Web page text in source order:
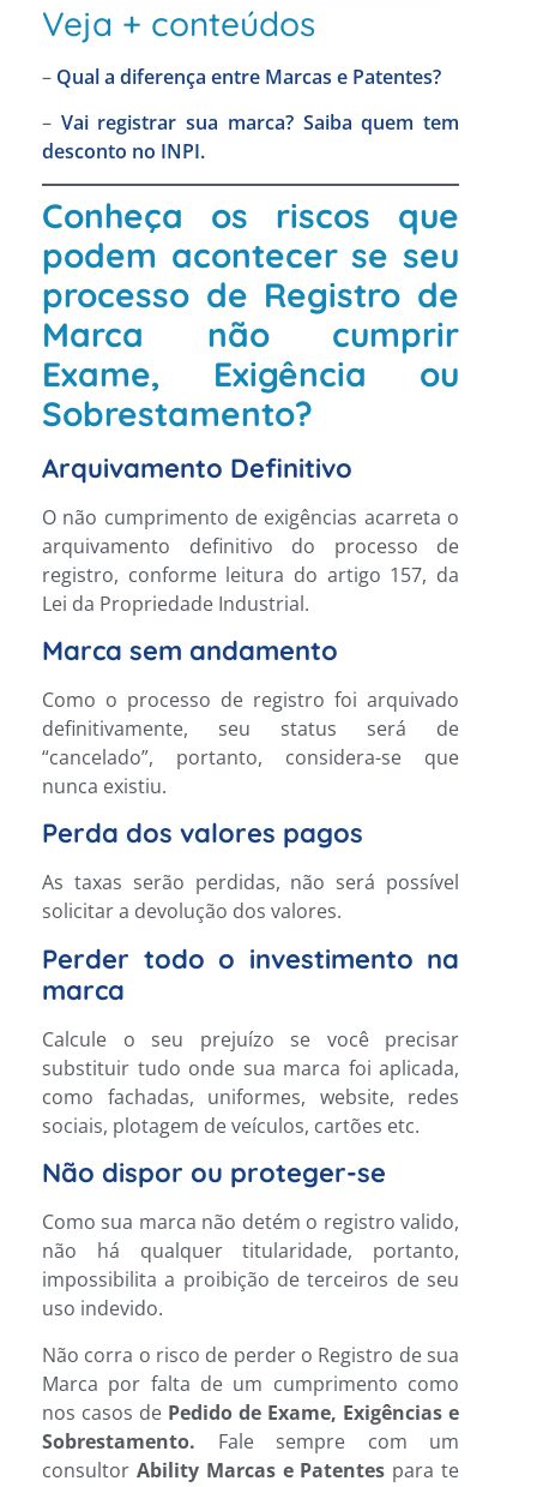
Veja + conteúdos
– Qual a diferença entre Marcas e Patentes?
– Vai registrar sua marca? Saiba quem tem
desconto no INPI.
Conheça os riscos que
podem acontecer se seu
processo de Registro de
Marca não cumprir
Exame, Exigência ou
Sobrestamento?
Arquivamento Definitivo
O não cumprimento de exigências acarreta o
arquivamento definitivo do processo de
registro, conforme leitura do artigo 157, da
Lei da Propriedade Industrial.
Marca sem andamento
Como o processo de registro foi arquivado
definitivamente, seu status será de
“cancelado”, portanto, considera-se que
nunca existiu.
Perda dos valores pagos
As taxas serão perdidas, não será possível
solicitar a devolução dos valores.
Perder todo o investimento na
marca
Calcule o seu prejuízo se você precisar
substituir tudo onde sua marca foi aplicada,
como fachadas, uniformes, website, redes
sociais, plotagem de veículos, cartões etc.
Não dispor ou proteger-se
Como sua marca não detém o registro valido,
não há qualquer titularidade, portanto,
impossibilita a proibição de terceiros de seu
uso indevido.
Não corra o risco de perder o Registro de sua
Marca por falta de um cumprimento como
nos casos de Pedido de Exame, Exigências e
Sobrestamento. Fale sempre com um
consultor Ability Marcas e Patentes para te